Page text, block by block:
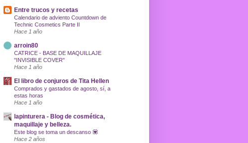
Entre trucos y recetas
Calendario de adviento Countdown de
Technic Cosmetics Parte II
Hace 1 año
arroin80
CATRICE - BASE DE MAQUILLAJE
"INVISIBLE COVER"
Hace 1 año
El libro de conjuros de Tita Hellen
Comprados y gastados de agosto, sí, a
estas horas
Hace 1 año
lapinturera - Blog de cosmética,
maquillaje y belleza.
Este blog se toma un descanso 💟
Hace 2 años